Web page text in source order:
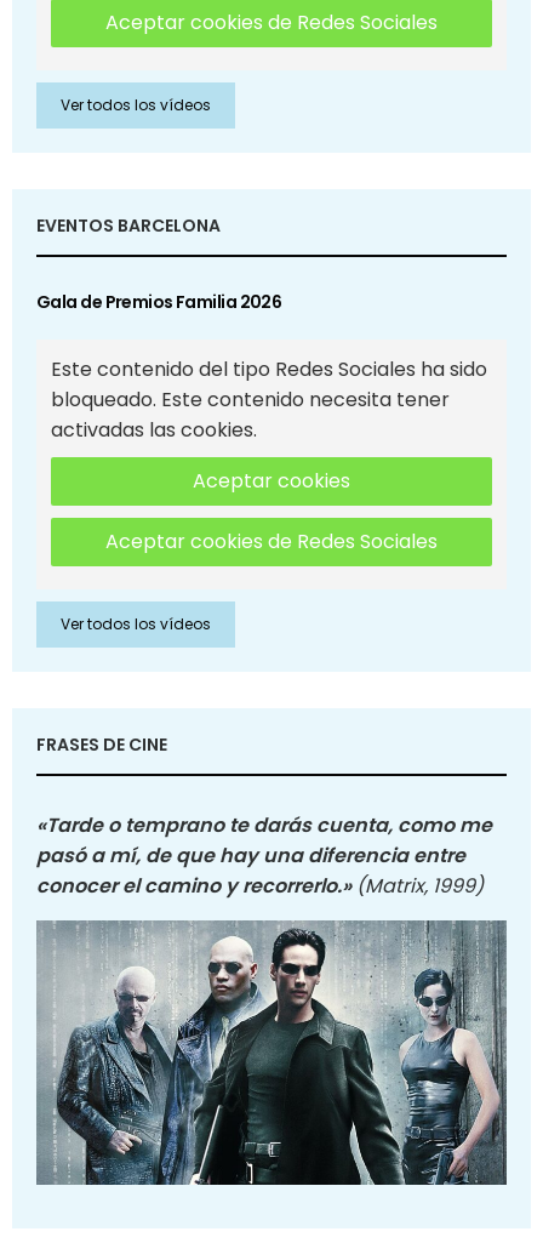
Aceptar cookies de Redes Sociales
Ver todos los vídeos
EVENTOS BARCELONA
Gala de Premios Familia 2026
Este contenido del tipo Redes Sociales ha sido
bloqueado. Este contenido necesita tener
activadas las cookies.
Aceptar cookies
Aceptar cookies de Redes Sociales
Ver todos los vídeos
FRASES DE CINE
«Tarde o temprano te darás cuenta, como me
pasó a mí, de que hay una diferencia entre
conocer el camino y recorrerlo.» (Matrix, 1999)